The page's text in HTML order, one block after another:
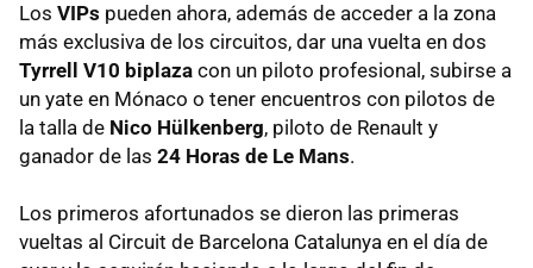
Los VIPs pueden ahora, además de acceder a la zona
más exclusiva de los circuitos, dar una vuelta en dos
Tyrrell V10 biplaza con un piloto profesional, subirse a
un yate en Mónaco o tener encuentros con pilotos de
la talla de Nico Hülkenberg, piloto de Renault y
ganador de las 24 Horas de Le Mans.
Los primeros afortunados se dieron las primeras
vueltas al Circuit de Barcelona Catalunya en el día de